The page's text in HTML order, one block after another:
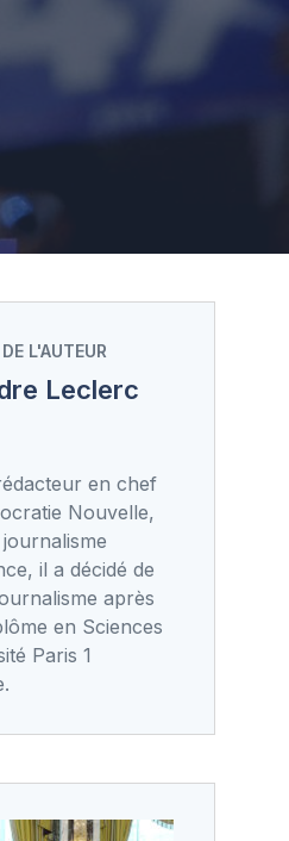
L'AUTEUR
Leclerc
en chef
Nouvelle,
il a décidé de
après
en Sciences
Paris 1